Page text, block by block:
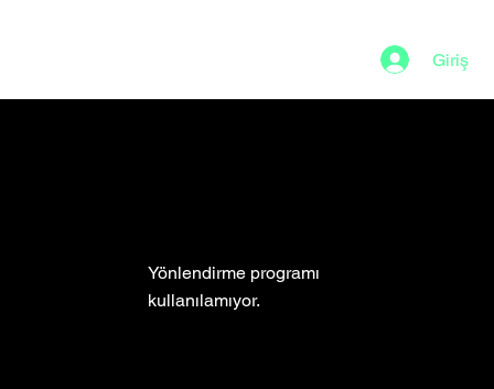
Giriş
Yönlendirme programı
kullanılamıyor.